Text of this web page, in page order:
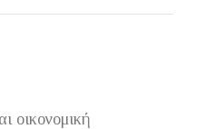
οικονομική